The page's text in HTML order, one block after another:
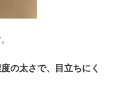
の太さで、目立ちにく